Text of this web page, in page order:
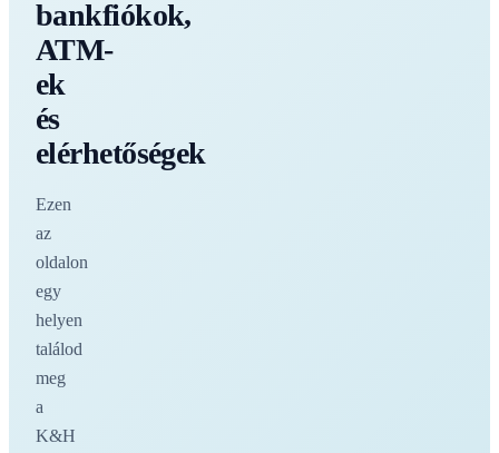
bankfiókok,
ATM-
ek
és
elérhetőségek
Ezen
az
oldalon
egy
helyen
találod
meg
a
K&H